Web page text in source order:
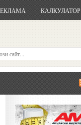
КАЛКУЛАТОР